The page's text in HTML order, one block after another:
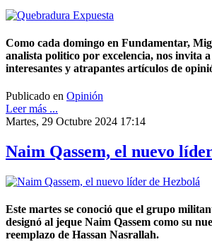
Como cada domingo en Fundamentar,
analista politico por excelencia, nos invita
interesantes y atrapantes artículos de
Publicado en Opinión
Leer más ...
Martes, 29 Octubre 2024 17:14
Naim Qassem, el nuevo
Este martes se conoció que el grupo
designó al jeque Naim Qassem como su
reemplazo de Hassan Nasrallah.